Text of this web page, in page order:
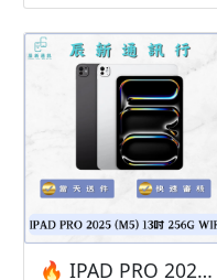
LINE：@kjg6280d • 七日
鑑賞期內，如商品有問
題，請盡速向我們告知並
且協助處理 • 全新品為原
廠保固一年，中古機店家
保固15天 • 店家擁有隨時
修改、變更、暫停活動之
權利 下單前請先私訊和加
LINE來幫您安排快速審核
及回報審核進度 LINE
ID:@kjg6280d 大呼小叫
辰通訊行 雲林縣虎尾鎮林🔥 IPAD PRO 2025 (M5) 13吋 256G WIFI 🎯 想換新機？現在就是最佳時機！現貨當天審件當天過件即可以馬上寄出